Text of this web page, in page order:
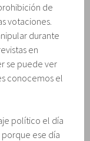
de
votaciones.
durante
en
se puede ver
conocemos el
político el día
ese día